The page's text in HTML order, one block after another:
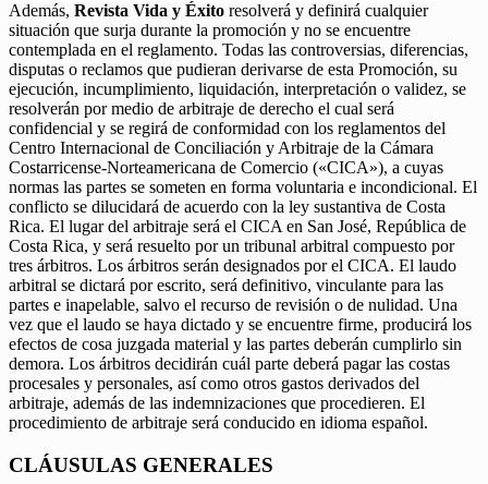
Además, Revista Vida y Éxito resolverá y definirá cualquier
situación que surja durante la promoción y no se encuentre
contemplada en el reglamento. Todas las controversias, diferencias,
disputas o reclamos que pudieran derivarse de esta Promoción, su
ejecución, incumplimiento, liquidación, interpretación o validez, se
resolverán por medio de arbitraje de derecho el cual será
confidencial y se regirá de conformidad con los reglamentos del
Centro Internacional de Conciliación y Arbitraje de la Cámara
Costarricense-Norteamericana de Comercio («CICA»), a cuyas
normas las partes se someten en forma voluntaria e incondicional. El
conflicto se dilucidará de acuerdo con la ley sustantiva de Costa
Rica. El lugar del arbitraje será el CICA en San José, República de
Costa Rica, y será resuelto por un tribunal arbitral compuesto por
tres árbitros. Los árbitros serán designados por el CICA. El laudo
arbitral se dictará por escrito, será definitivo, vinculante para las
partes e inapelable, salvo el recurso de revisión o de nulidad. Una
vez que el laudo se haya dictado y se encuentre firme, producirá los
efectos de cosa juzgada material y las partes deberán cumplirlo sin
demora. Los árbitros decidirán cuál parte deberá pagar las costas
procesales y personales, así como otros gastos derivados del
arbitraje, además de las indemnizaciones que procedieren. El
procedimiento de arbitraje será conducido en idioma español.
CLÁUSULAS GENERALES